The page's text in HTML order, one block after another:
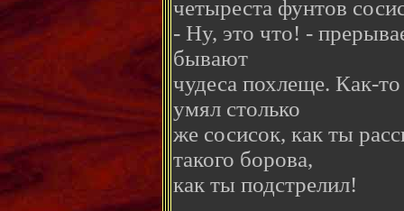
четыреста фунтов
- Ну, это что! -
бывают
чудеса похлеще. Как-
умял столько
же сосисок, как ты
такого борова,
как ты подстрелил!